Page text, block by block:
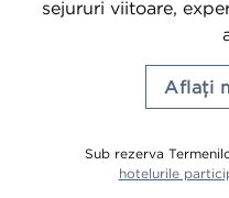
sejururi viitoare,
Aflaţi
Sub rezerva
hotelurile